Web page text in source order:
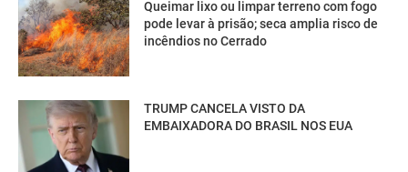
Queimar lixo ou limpar terreno com fogo
pode levar à prisão; seca amplia risco de
incêndios no Cerrado
TRUMP CANCELA VISTO DA
EMBAIXADORA DO BRASIL NOS EUA